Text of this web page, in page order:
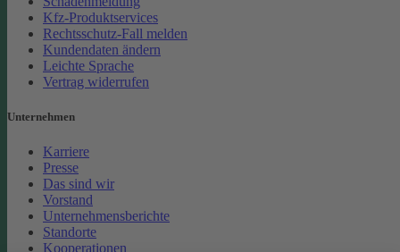
Kfz-Produktservices
Rechtsschutz-Fall melden
Kundendaten ändern
Leichte Sprache
Vertrag widerrufen
Unternehmen
Karriere
Presse
Das sind wir
Vorstand
Unternehmensberichte
Standorte
Kooperationen